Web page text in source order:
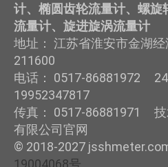
计、椭圆齿轮流量计、螺旋
流量计、旋进旋涡流量计
地址： 江苏省淮安市金湖
211600
电话： 0517-86881972 24
19952347817
传真： 0517-86881971 技
有限公司官网
© 2018-2027
19004068号